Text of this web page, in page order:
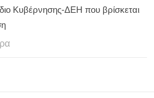
Κυβέρνησης-ΔΕΗ που βρίσκεται